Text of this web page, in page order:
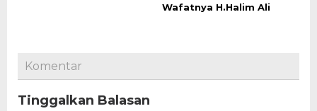
Wafatnya H.Halim Ali
Komentar
Tinggalkan Balasan